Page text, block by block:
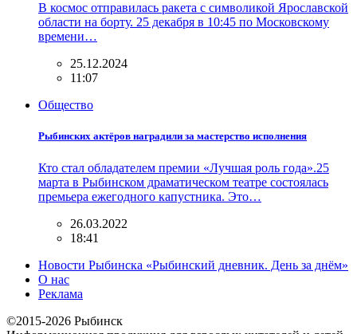
В космос отправилась ракета с символикой Ярославской
области на борту. 25 декабря в 10:45 по Московскому
времени…
25.12.2024
11:07
Общество
Рыбинских актёров наградили за мастерство исполнения
Кто стал обладателем премии «Лучшая роль года».25
марта в Рыбинском драматическом театре состоялась
премьера ежегодного капустника. Это…
26.03.2022
18:41
Новости Рыбинска «Рыбинский дневник. День за днём»
О нас
Реклама
©2015-2026 Рыбинск